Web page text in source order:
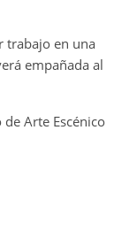
trabajo en una
empañada al
Arte Escénico